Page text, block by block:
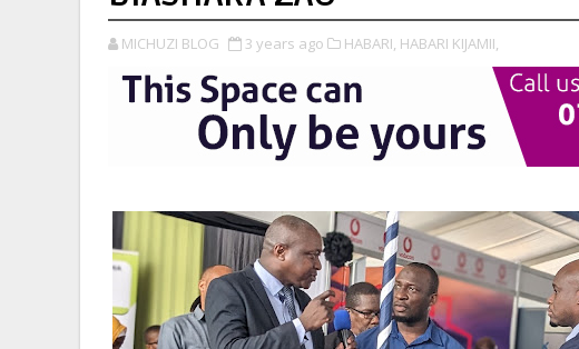
MICHUZI BLOG 3 years ago HABARI, HABARI KIJAMII,